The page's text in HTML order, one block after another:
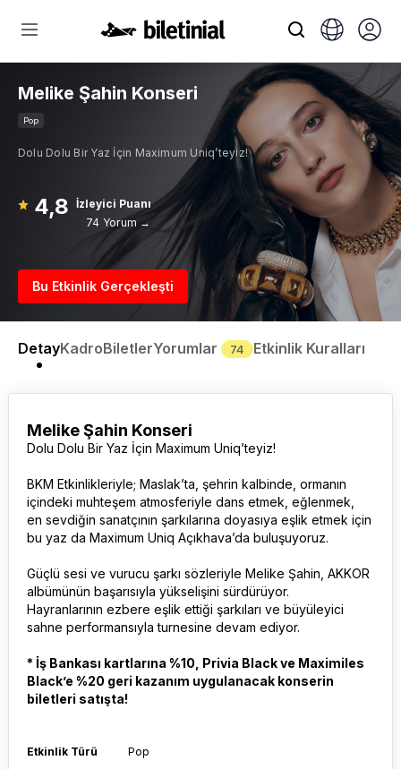
Melike Şahin Konseri
Pop
Dolu Dolu Bir Yaz İçin Maximum Uniq’teyiz!
4,8 İzleyici Puanı
74 Yorum →
Bu Etkinlik Gerçekleşti
DetayKadroBiletlerYorumlar 74 Etkinlik Kuralları
Melike Şahin Konseri
Dolu Dolu Bir Yaz İçin Maximum Uniq’teyiz!
BKM Etkinlikleriyle; Maslak’ta, şehrin kalbinde, ormanın
içindeki muhteşem atmosferiyle dans etmek, eğlenmek,
en sevdiğin sanatçının şarkılarına doyasıya eşlik etmek için
bu yaz da Maximum Uniq Açıkhava’da buluşuyoruz.
Güçlü sesi ve vurucu şarkı sözleriyle Melike Şahin, AKKOR
albümünün başarısıyla yükselişini sürdürüyor.
Hayranlarının ezbere eşlik ettiği şarkıları ve büyüleyici
sahne performansıyla turnesine devam ediyor.
* İş Bankası kartlarına %10, Privia Black ve Maximiles
Black’e %20 geri kazanım uygulanacak konserin
biletleri satışta!
Etkinlik Türü Pop